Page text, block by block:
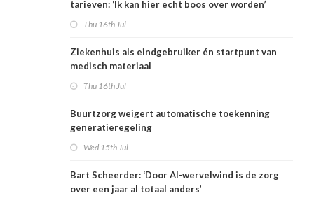
tarieven: ‘Ik kan hier echt boos over worden’
Thu 16th Jul
Ziekenhuis als eindgebruiker én startpunt van
medisch materiaal
Thu 16th Jul
Buurtzorg weigert automatische toekenning
generatieregeling
Wed 15th Jul
Bart Scheerder: ‘Door AI-wervelwind is de zorg
over een jaar al totaal anders’